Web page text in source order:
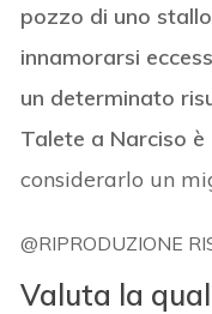
pozzo di uno
innamorarsi
un determinato
Talete a Narciso è
considerarlo un
@RIPRODUZIONE
Valuta la